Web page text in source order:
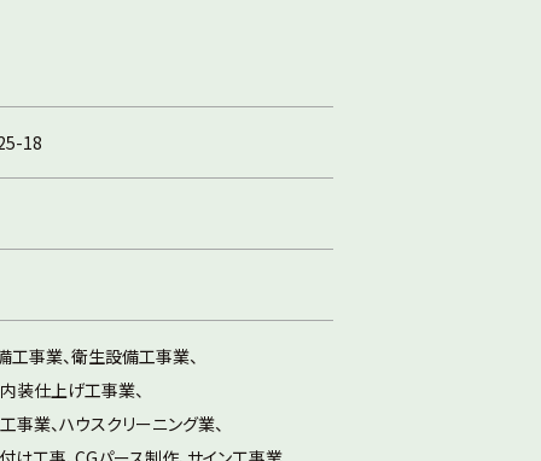
18
事業、衛生設備工事業、
装仕上げ工事業、
事業、ハウスクリーニング業、